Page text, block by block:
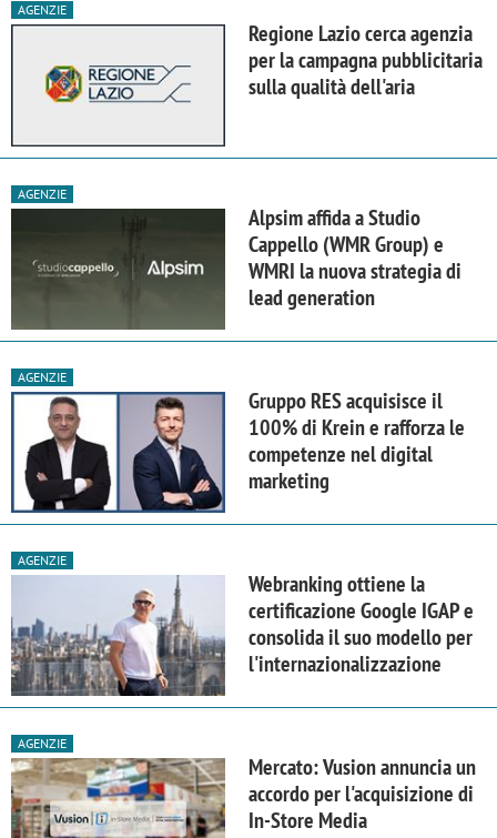
AGENZIE
Regione Lazio cerca agenzia
per la campagna pubblicitaria
sulla qualità dell'aria
AGENZIE
Alpsim affida a Studio
Cappello (WMR Group) e
WMRI la nuova strategia di
lead generation
AGENZIE
Gruppo RES acquisisce il
100% di Krein e rafforza le
competenze nel digital
marketing
AGENZIE
Webranking ottiene la
certificazione Google IGAP e
consolida il suo modello per
l'internazionalizzazione
AGENZIE
Mercato: Vusion annuncia un
accordo per l'acquisizione di
In-Store Media